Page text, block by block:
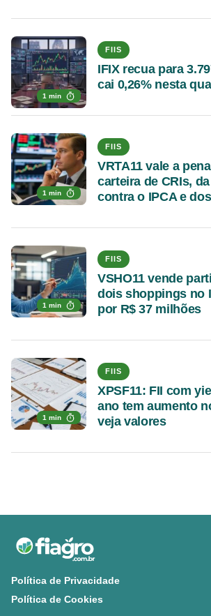
1 min
FIIS
IFIX recua para
cai 0,26% nesta
1 min
FIIS
VRTA11 vale a
carteira de CRIs,
contra o IPCA e
1 min
FIIS
VSHO11 vende
dois shoppings no
por R$ 37 milhões
1 min
FIIS
XPSF11: FII com
ano tem aumento
veja valores
Política de Privacidade
Política de Cookies